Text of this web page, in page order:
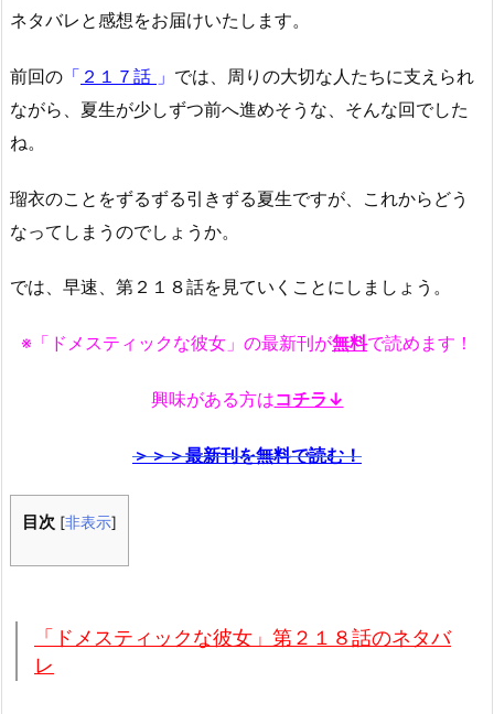
ネタバレと感想をお届けいたします。
前回の 「 ２１７話 」 では、周りの大切な人たちに支えられ
ながら、夏生が少しずつ前へ進めそうな、そんな回でした
ね。
瑠衣のことをずるずる引きずる夏生ですが、これからどう
なってしまうのでしょうか。
では、早速、第２１８話を見ていくことにしましょう。
※「ドメスティックな彼女」の最新刊が無料で読めます！
興味がある方はコチラ↓
＞＞＞最新刊を無料で読む！
目次 [非表示]
「ドメスティックな彼女」第２１８話のネタバ
レ